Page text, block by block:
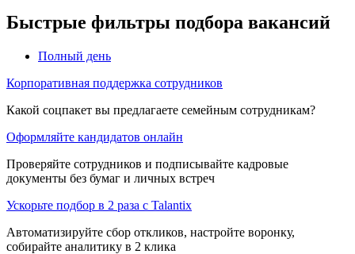
Быстрые фильтры подбора вакансий
Полный день
Корпоративная поддержка сотрудников
Какой соцпакет вы предлагаете семейным сотрудникам?
Оформляйте кандидатов онлайн
Проверяйте сотрудников и подписывайте кадровые
документы без бумаг и личных встреч
Ускорьте подбор в 2 раза с Talantix
Автоматизируйте сбор откликов, настройте воронку,
собирайте аналитику в 2 клика